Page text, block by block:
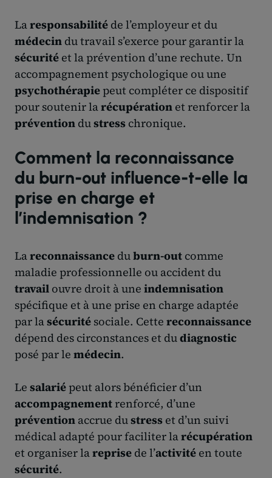
Laresponsabilité de l’employeur et du
médecin du travail s’exerce pour garantir la
sécurité et la prévention d’une rechute. Un
accompagnement psychologique ou une
psychothérapie peut compléter ce dispositif
pour soutenir larécupération et renforcer la
prévention dustress chronique.
Comment la reconnaissance
du burn-out influence-t-elle la
prise en charge et
l’indemnisation ?
Lareconnaissance duburn-out comme
maladie professionnelle ou accident du
travail ouvre droit à une indemnisation
spécifique et à une prise en charge adaptée
par lasécurité sociale. Cette reconnaissance
dépend des circonstances et dudiagnostic
posé par le médecin.
Le salarié peut alors bénéficier d’un
accompagnementrenforcé, d’une
prévention accrue dustress et d’un suivi
médical adapté pour faciliter larécupération
et organiser lareprise de l’activité en toute
sécurité.